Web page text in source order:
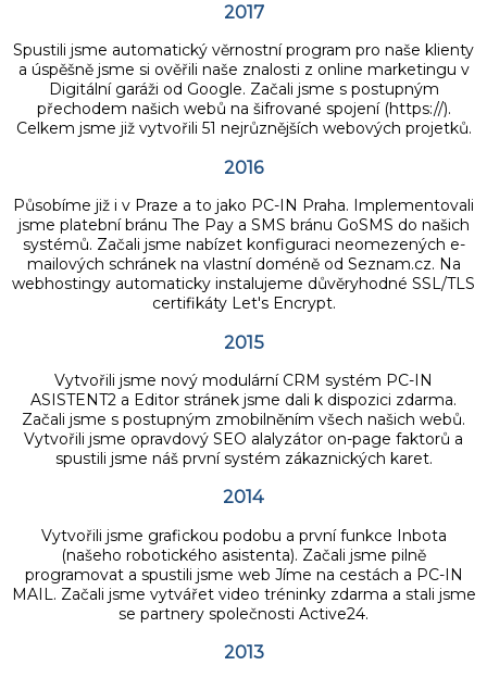
2017
Spustili jsme automatický věrnostní program pro naše klienty
a úspěšně jsme si ověřili naše znalosti z online marketingu v
Digitální garáži od Google. Začali jsme s postupným
přechodem našich webů na šifrované spojení (https://).
Celkem jsme již vytvořili 51 nejrůznějších webových projetků.
2016
Působíme již i v Praze a to jako PC-IN Praha. Implementovali
jsme platební bránu The Pay a SMS bránu GoSMS do našich
systémů. Začali jsme nabízet konfiguraci neomezených e-
mailových schránek na vlastní doméně od Seznam.cz. Na
webhostingy automaticky instalujeme důvěryhodné SSL/TLS
certifikáty Let's Encrypt.
2015
Vytvořili jsme nový modulární CRM systém PC-IN
ASISTENT2 a Editor stránek jsme dali k dispozici zdarma.
Začali jsme s postupným zmobilněním všech našich webů.
Vytvořili jsme opravdový SEO alalyzátor on-page faktorů a
spustili jsme náš první systém zákaznických karet.
2014
Vytvořili jsme grafickou podobu a první funkce Inbota
(našeho robotického asistenta). Začali jsme pilně
programovat a spustili jsme web Jíme na cestách a PC-IN
MAIL. Začali jsme vytvářet video tréninky zdarma a stali jsme
se partnery společnosti Active24.
2013